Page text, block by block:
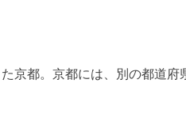
京都。京都には、別の都道府